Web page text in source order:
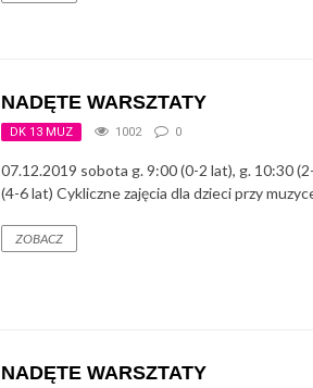
NADĘTE WARSZTATY
DK 13 MUZ 1002 0
07.12.2019 sobota g. 9:00 (0-2 lat), g. 10:30
(4-6 lat) Cykliczne zajęcia dla dzieci przy
ZOBACZ
NADĘTE WARSZTATY